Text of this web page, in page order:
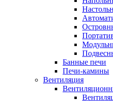
Банные печи
Печи-камины
Вентиляция